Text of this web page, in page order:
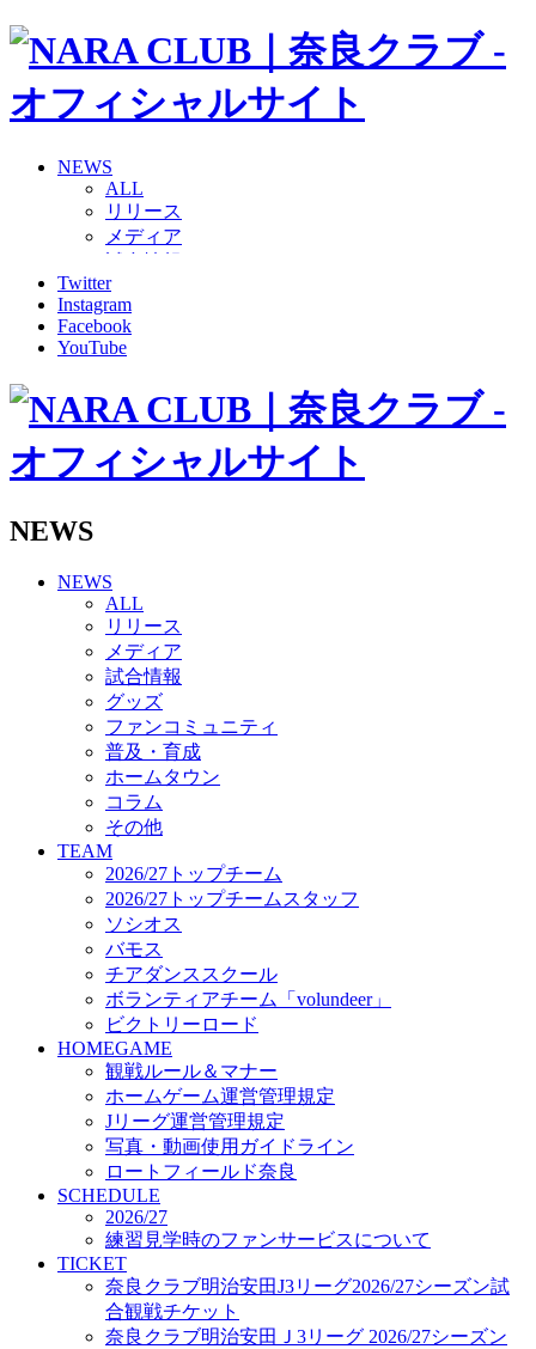
NEWS
ALL
リリース
メディア
グッズ
ファンコミュニティ
普及・育成
ホームタウン
その他
2026/27トップチーム
2026/27トップチームスタッフ
ボランティアチーム「volundeer」
ビクトリーロード
HOMEGAME
観戦ルール＆マナー
ホームゲーム運営管理規定
Jリーグ運営管理規定
写真・動画使用ガイドライン
ロートフィールド奈良
SCHEDULE
2026/27
練習見学時のファンサービスについて
TICKET
奈良クラブ明治安田J3リーグ2026/27シーズン試
合観戦チケット
奈良クラブ明治安田Ｊ3リーグ 2026/27シーズン
「鹿パス」
観戦ルール＆マナー
FANCOMMUNITY
2026/27ファンコミュニティ
サポートショップ
GOODS
オフィシャルストア（実店舗）
オンラインストア
ACADEMY
アカデミーについて
プロジェクト
コーチ&スタッフ
ジュニア
ジュニアユース
ユース
練習拠点（ナラディーア）
SCHOOL
Twitter
Instagram
Facebook
YouTube
NEWS
NEWS
ALL
リリース
メディア
試合情報
グッズ
ファンコミュニティ
普及・育成
ホームタウン
コラム
その他
TEAM
2026/27トップチーム
2026/27トップチームスタッフ
ソシオス
バモス
チアダンススクール
ボランティアチーム「volundeer」
ビクトリーロード
HOMEGAME
観戦ルール＆マナー
ホームゲーム運営管理規定
Jリーグ運営管理規定
写真・動画使用ガイドライン
ロートフィールド奈良
SCHEDULE
2026/27
練習見学時のファンサービスについて
TICKET
奈良クラブ明治安田J3リーグ2026/27シーズン試
合観戦チケット
奈良クラブ明治安田Ｊ3リーグ 2026/27シーズン